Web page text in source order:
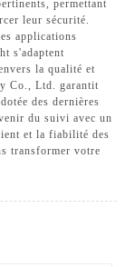
permettant
leur sécurité.
applications
s'adaptent
la qualité et
Co., Ltd. garantit
des dernières
du suivi avec un
et la fiabilité des
transformer votre